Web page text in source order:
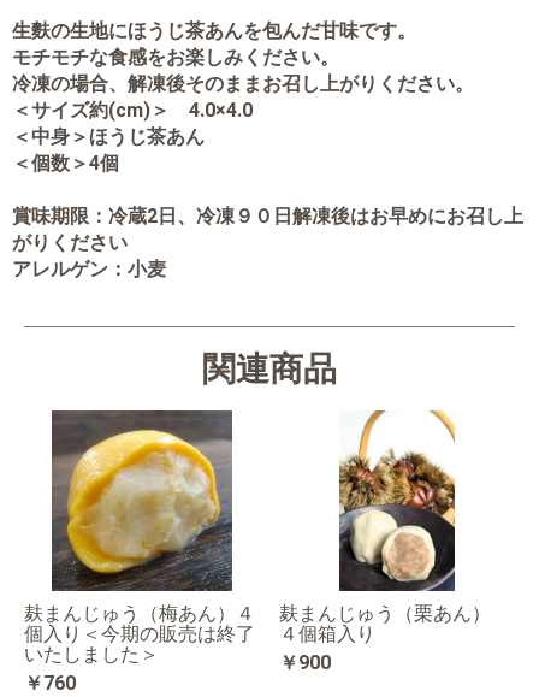
生麩の生地にほうじ茶あんを包んだ甘味です。
モチモチな食感をお楽しみください。
冷凍の場合、解凍後そのままお召し上がりください。
＜サイズ約(cm)＞ 4.0×4.0
＜中身＞ほうじ茶あん
＜個数＞4個
賞味期限：冷蔵2日、冷凍９０日解凍後はお早めにお召し上
がりください
アレルゲン：小麦
関連商品
麸まんじゅう（梅あん）４
個入り＜今期の販売は終了
いたしました＞
￥760
麸まんじゅう（栗あん）
４個箱入り
￥900